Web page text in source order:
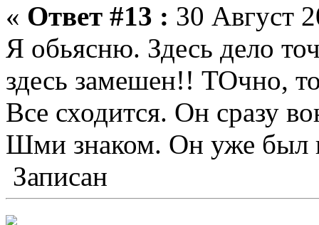
« Ответ #13 : 30 Август
Я обьясню. Здесь дело
здесь замешен!! ТОчно,
Все сходится. Он сразу
Шми знаком. Он уже был
Записан